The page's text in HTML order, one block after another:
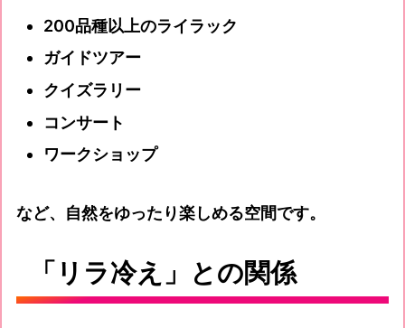
200品種以上のライラック
ガイドツアー
クイズラリー
コンサート
ワークショップ
など、自然をゆったり楽しめる空間です。
「リラ冷え」との関係